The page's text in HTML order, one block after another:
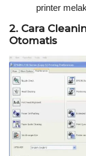
printer
2. Cara
Otomatis